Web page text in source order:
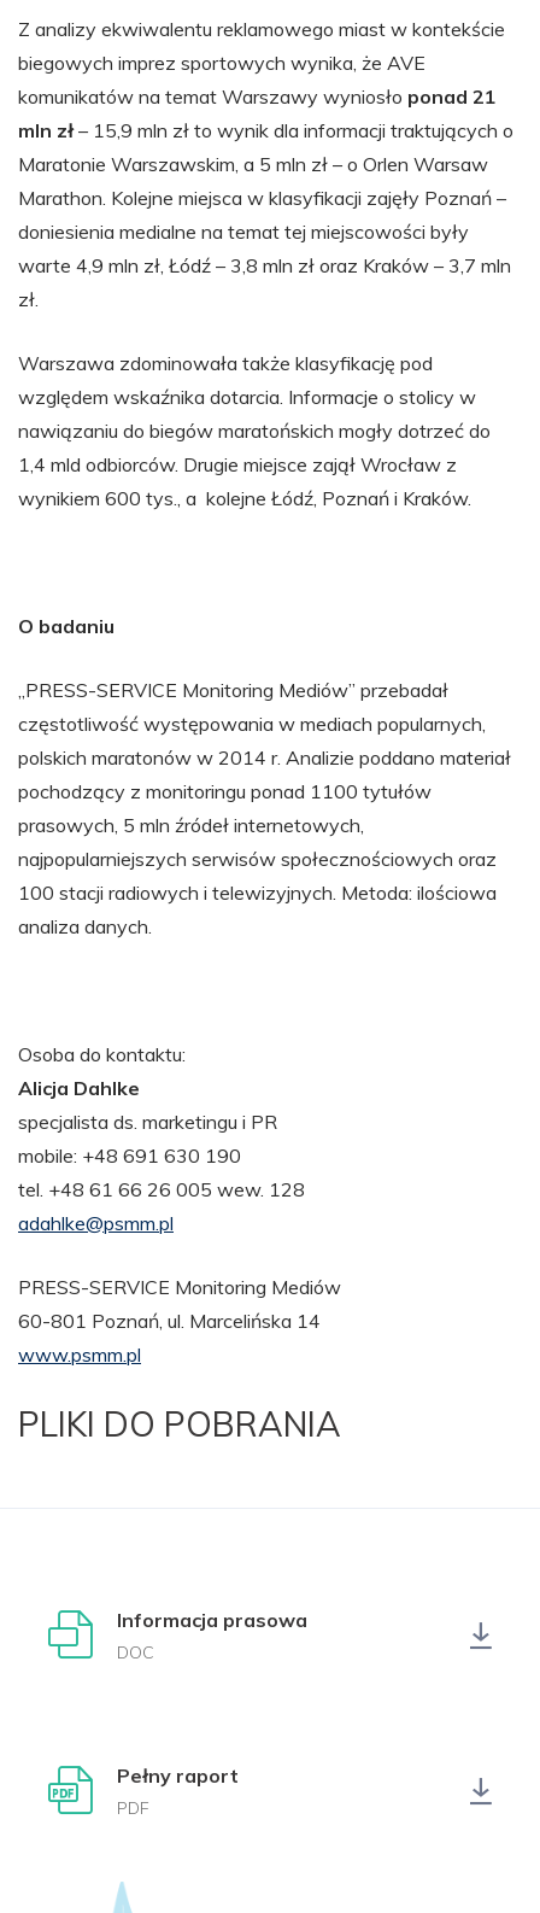
Z analizy ekwiwalentu reklamowego miast w kontekście
biegowych imprez sportowych wynika, że AVE
komunikatów na temat Warszawy wyniosło ponad 21
mln zł– 15,9 mln zł to wynik dla informacji traktujących o
Maratonie Warszawskim, a 5 mln zł – o Orlen Warsaw
Marathon. Kolejne miejsca w klasyfikacji zajęły Poznań –
doniesienia medialne na temat tej miejscowości były
warte 4,9 mln zł, Łódź – 3,8 mln zł oraz Kraków – 3,7 mln
zł.
Warszawa zdominowała także klasyfikację pod
względem wskaźnika dotarcia. Informacje o stolicy w
nawiązaniu do biegów maratońskich mogły dotrzeć do
1,4 mld odbiorców. Drugie miejsce zajął Wrocław z
wynikiem 600 tys., a kolejne Łódź, Poznań i Kraków.
O badaniu
„PRESS-SERVICE Monitoring Mediów” przebadał
częstotliwość występowania w mediach popularnych,
polskich maratonów w 2014 r. Analizie poddano materiał
pochodzący z monitoringu ponad 1100 tytułów
prasowych, 5 mln źródeł internetowych,
najpopularniejszych serwisów społecznościowych oraz
100 stacji radiowych i telewizyjnych. Metoda: ilościowa
analiza danych.
Osoba do kontaktu:
Alicja Dahlke
specjalista ds. marketingu i PR
mobile: +48 691 630 190
tel. +48 61 66 26 005 wew. 128
adahlke@psmm.pl
PRESS-SERVICE Monitoring Mediów
60-801 Poznań, ul. Marcelińska 14
www.psmm.pl
PLIKI DO POBRANIA
Informacja prasowa
DOC
Pełny raport
PDF